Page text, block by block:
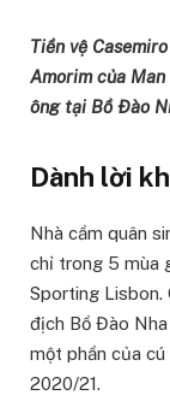
Tiền vệ
Amorim của
ông tại Bồ Đào
Dành lời
Nhà cầm quân
chỉ trong 5 mùa
Sporting Lisbon.
địch Bồ Đào
một phần của cú
2020/21.